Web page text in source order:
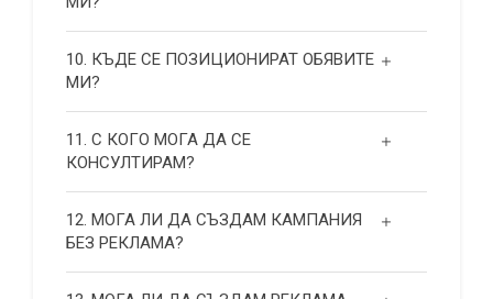
10. КЪДЕ СЕ ПОЗИЦИОНИРАТ ОБЯВИТЕ
МИ?
11. С КОГО МОГА ДА СЕ
КОНСУЛТИРАМ?
12. МОГА ЛИ ДА СЪЗДАМ КАМПАНИЯ
БЕЗ РЕКЛАМА?